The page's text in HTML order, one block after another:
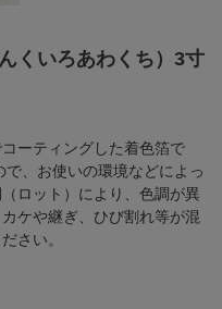
くいろあわくち）3寸
ーティングした着色箔で
、お使いの環境などによっ
ロット）により、色調が異
ケや継ぎ、ひび割れ等が混
さい。